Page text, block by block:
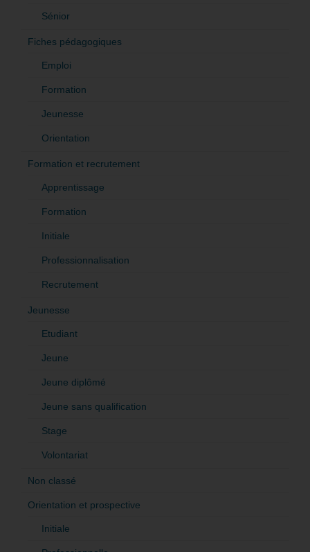
Sénior
Fiches pédagogiques
Emploi
Formation
Jeunesse
Orientation
Formation et recrutement
Apprentissage
Formation
Initiale
Professionnalisation
Recrutement
Jeunesse
Etudiant
Jeune
Jeune diplômé
Jeune sans qualification
Stage
Volontariat
Non classé
Orientation et prospective
Initiale